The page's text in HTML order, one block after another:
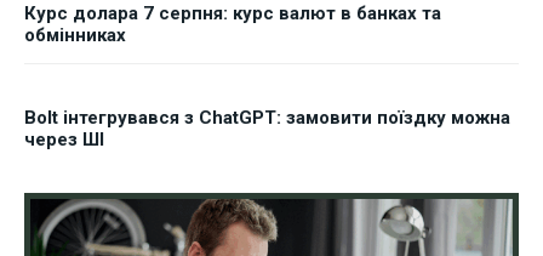
Курс долара 7 серпня: курс валют в банках та
обмінниках
Bolt інтегрувався з ChatGPT: замовити поїздку можна
через ШІ